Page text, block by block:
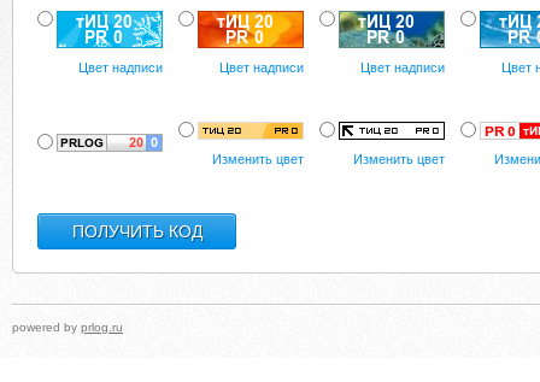
Цвет надписи Цвет надписи Цвет надписи Цвет
Изменить цвет Изменить цвет
powered by prlog.ru